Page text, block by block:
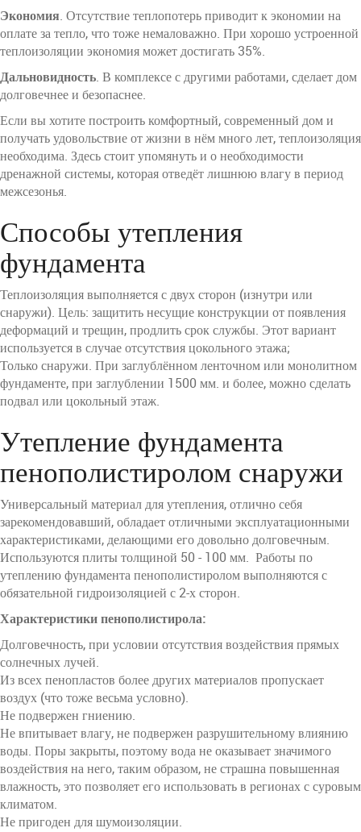
Экономия. Отсутствие теплопотерь приводит к экономии на
оплате за тепло, что тоже немаловажно. При хорошо устроенной
теплоизоляции экономия может достигать 35%.
Дальновидность. В комплексе с другими работами, сделает дом
долговечнее и безопаснее.
Если вы хотите построить комфортный, современный дом и
получать удовольствие от жизни в нём много лет, теплоизоляция
необходима. Здесь стоит упомянуть и о необходимости
дренажной системы, которая отведёт лишнюю влагу в период
межсезонья.
Способы утепления
фундамента
Теплоизоляция выполняется с двух сторон (изнутри или
снаружи). Цель: защитить несущие конструкции от появления
деформаций и трещин, продлить срок службы. Этот вариант
используется в случае отсутствия цокольного этажа;
Только снаружи. При заглублённом ленточном или монолитном
фундаменте, при заглублении 1500 мм. и более, можно сделать
подвал или цокольный этаж.
Утепление фундамента
пенополистиролом снаружи
Универсальный материал для утепления, отлично себя
зарекомендовавший, обладает отличными эксплуатационными
характеристиками, делающими его довольно долговечным.
Используются плиты толщиной 50 - 100 мм. Работы по
утеплению фундамента пенополистиролом выполняются с
обязательной гидроизоляцией с 2-х сторон.
Характеристики пенополистирола:
Долговечность, при условии отсутствия воздействия прямых
солнечных лучей.
Из всех пенопластов более других материалов пропускает
воздух (что тоже весьма условно).
Не подвержен гниению.
Не впитывает влагу, не подвержен разрушительному влиянию
воды. Поры закрыты, поэтому вода не оказывает значимого
воздействия на него, таким образом, не страшна повышенная
влажность, это позволяет его использовать в регионах с суровым
климатом.
Не пригоден для шумоизоляции.